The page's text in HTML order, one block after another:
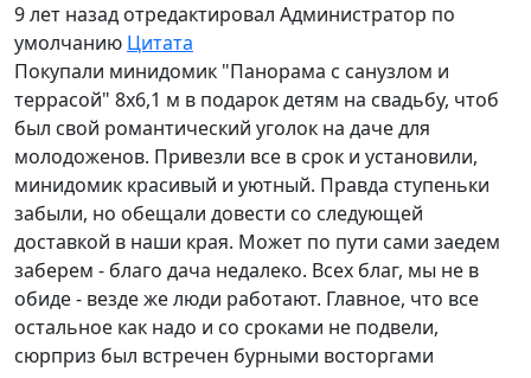
9 лет назад отредактировал Администратор по
умолчанию Цитата
Покупали минидомик "Панорама с санузлом и
террасой" 8х6,1 м в подарок детям на свадьбу, чтоб
был свой романтический уголок на даче для
молодоженов. Привезли все в срок и установили,
минидомик красивый и уютный. Правда ступеньки
забыли, но обещали довести со следующей
доставкой в наши края. Может по пути сами заедем
заберем - благо дача недалеко. Всех благ, мы не в
обиде - везде же люди работают. Главное, что все
остальное как надо и со сроками не подвели,
сюрприз был встречен бурными восторгами